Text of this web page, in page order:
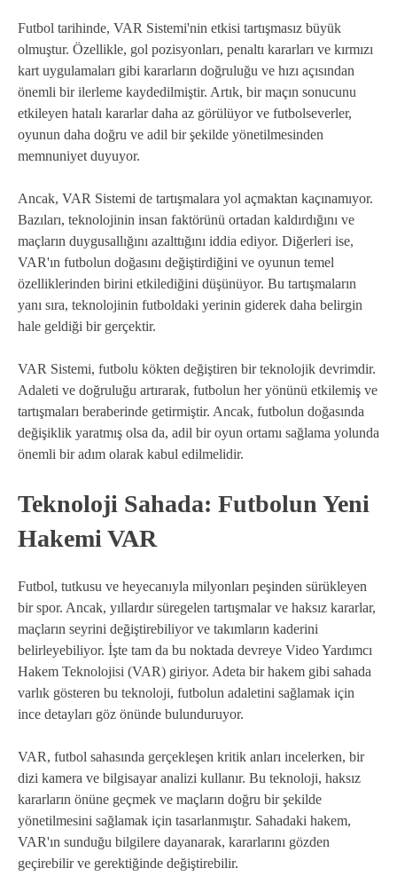
Futbol tarihinde, VAR Sistemi'nin etkisi tartışmasız büyük
olmuştur. Özellikle, gol pozisyonları, penaltı kararları ve kırmızı
kart uygulamaları gibi kararların doğruluğu ve hızı açısından
önemli bir ilerleme kaydedilmiştir. Artık, bir maçın sonucunu
etkileyen hatalı kararlar daha az görülüyor ve futbolseverler,
oyunun daha doğru ve adil bir şekilde yönetilmesinden
memnuniyet duyuyor.
Ancak, VAR Sistemi de tartışmalara yol açmaktan kaçınamıyor.
Bazıları, teknolojinin insan faktörünü ortadan kaldırdığını ve
maçların duygusallığını azalttığını iddia ediyor. Diğerleri ise,
VAR'ın futbolun doğasını değiştirdiğini ve oyunun temel
özelliklerinden birini etkilediğini düşünüyor. Bu tartışmaların
yanı sıra, teknolojinin futboldaki yerinin giderek daha belirgin
hale geldiği bir gerçektir.
VAR Sistemi, futbolu kökten değiştiren bir teknolojik devrimdir.
Adaleti ve doğruluğu artırarak, futbolun her yönünü etkilemiş ve
tartışmaları beraberinde getirmiştir. Ancak, futbolun doğasında
değişiklik yaratmış olsa da, adil bir oyun ortamı sağlama yolunda
önemli bir adım olarak kabul edilmelidir.
Teknoloji Sahada: Futbolun Yeni
Hakemi VAR
Futbol, tutkusu ve heyecanıyla milyonları peşinden sürükleyen
bir spor. Ancak, yıllardır süregelen tartışmalar ve haksız kararlar,
maçların seyrini değiştirebiliyor ve takımların kaderini
belirleyebiliyor. İşte tam da bu noktada devreye Video Yardımcı
Hakem Teknolojisi (VAR) giriyor. Adeta bir hakem gibi sahada
varlık gösteren bu teknoloji, futbolun adaletini sağlamak için
ince detayları göz önünde bulunduruyor.
VAR, futbol sahasında gerçekleşen kritik anları incelerken, bir
dizi kamera ve bilgisayar analizi kullanır. Bu teknoloji, haksız
kararların önüne geçmek ve maçların doğru bir şekilde
yönetilmesini sağlamak için tasarlanmıştır. Sahadaki hakem,
VAR'ın sunduğu bilgilere dayanarak, kararlarını gözden
geçirebilir ve gerektiğinde değiştirebilir.